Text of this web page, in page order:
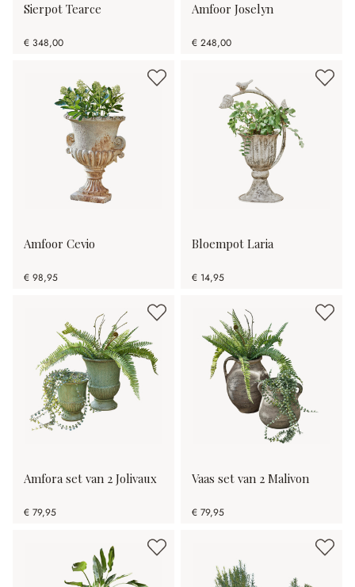
Sierpot Tearce
€ 348,00
Amfoor Joselyn
€ 248,00
Amfoor Cevio
€ 98,95
Bloempot Laria
€ 14,95
Amfora set van 2 Jolivaux
€ 79,95
Vaas set van 2 Malivon
€ 79,95